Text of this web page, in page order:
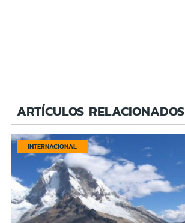
ARTÍCULOS RELACIONADOS
INTERNACIONAL